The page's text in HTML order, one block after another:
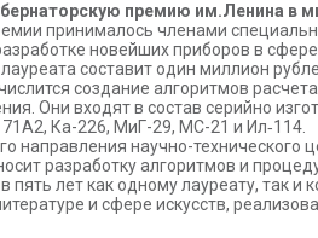
премию им.Ленина в
принималось членами
новейших приборов в
составит один миллион
создание алгоритмов
Они входят в состав серийно
Ка-226, МиГ-29, МС-21 и Ил‑114.
направления научно-
разработку алгоритмов и
пять лет как одному лауреату, так
и сфере искусств,